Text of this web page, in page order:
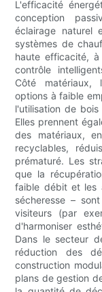
L'efficacité
conception
éclairage naturel
systèmes de
haute efficacité,
contrôle
Côté matériaux,
options à faible
l'utilisation de
Elles prennent
des matériaux,
recyclables,
prématuré. Les
que la
faible débit et les
sécheresse –
visiteurs (par
d'harmoniser
Dans le secteur
réduction des
construction
plans de gestion